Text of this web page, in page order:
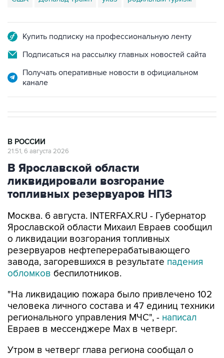
Купить подписку на профессиональную ленту
Подписаться на рассылку главных новостей сайта
Получать оперативные новости в официальном
канале
В РОССИИ
21:51, 6 августа 2026
В Ярославской области
ликвидировали возгорание
топливных резервуаров НПЗ
Москва. 6 августа. INTERFAX.RU - Губернатор
Ярославской области Михаил Евраев сообщил
о ликвидации возгорания топливных
резервуаров нефтеперерабатывающего
завода, загоревшихся в результате падения
обломков беспилотников.
"На ликвидацию пожара было привлечено 102
человека личного состава и 47 единиц техники
регионального управления МЧС", - написал
Евраев в мессенджере Мах в четверг.
Утром в четверг глава региона сообщал о